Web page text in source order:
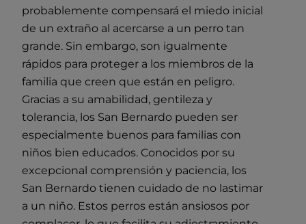
probablemente compensará el miedo inicial
de un extraño al acercarse a un perro tan
grande. Sin embargo, son igualmente
rápidos para proteger a los miembros de la
familia que creen que están en peligro.
Gracias a su amabilidad, gentileza y
tolerancia, los San Bernardo pueden ser
especialmente buenos para familias con
niños bien educados. Conocidos por su
excepcional comprensión y paciencia, los
San Bernardo tienen cuidado de no lastimar
a un niño. Estos perros están ansiosos por